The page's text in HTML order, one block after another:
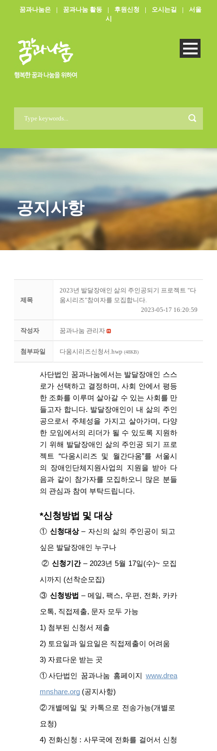
꿈과나눔은 | 꿈과나눔 활동 | 후원신청 | 오시는길 |
서울
시
공지사항
제목
2023년 발달장애인 삶의 주인공되기 프로젝트 "다
움시리즈"참여자를 모집합니다.
2023-05-17 16:20:59
작성자 꿈과나눔 관리자
첨부파일 다움시리즈신청서.hwp (48KB)
사단법인 꿈과나눔에서는 발달장애인 스스
로가 선택하고 결정하며, 사회 안에서 평등
한 조화를 이루며 살아갈 수 있는 사회를 만
들고자 합니다. 발달장애인이 내 삶의 주인
공으로서 주체성을 가지고 살아가며, 다양
한 모임에서의 리더가 될 수 있도록 지원하
기 위해 발달장애인 삶의 주인공 되기 프로
젝트 “다움시리즈 및 월간다움”를 서울시
의 장애인단체지원사업의 지원을 받아 다
음과 같이 참가자를 모집하오니 많은 분들
의 관심과 참여 부탁드립니다.
*신청방법 및 대상
① 신청대상 – 자신의 삶의 주인공이 되고
싶은 발달장애인 누구나
② 신청기간 – 2023년 5월 17일(수)~ 모집
시까지 (선착순모집)
③ 신청방법 – 메일, 팩스, 우편, 전화, 카카
오톡, 직접제출, 문자 모두 가능
1) 첨부된 신청서 제출
2) 토요일과 일요일은 직접제출이 어려움
3) 자료다운 받는 곳
①사단법인 꿈과나눔 홈페이지 www.drea
mnshare.org (공지사항)
②개별메일 및 카톡으로 전송가능(개별로
요청)
4) 전화신청 : 사무국에 전화를 걸어서 신청